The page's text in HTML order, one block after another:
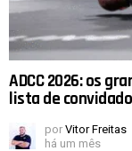
ADCC 2026: os
lista de
por Vitor Freitas
há um mês